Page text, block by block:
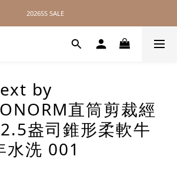
2026SS SALE
2026SS SALE
// 無距離配送，全球皆可達 //
by
直筒剪裁經
盎司錐形柔軟牛
水洗 001